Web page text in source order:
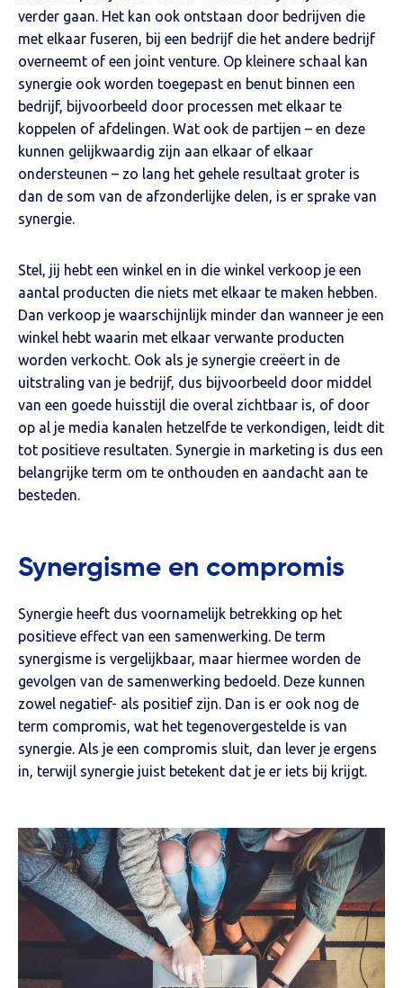
verder gaan. Het kan ook ontstaan door bedrijven die
met elkaar fuseren, bij een bedrijf die het andere bedrijf
overneemt of een joint venture. Op kleinere schaal kan
synergie ook worden toegepast en benut binnen een
bedrijf, bijvoorbeeld door processen met elkaar te
koppelen of afdelingen. Wat ook de partijen – en deze
kunnen gelijkwaardig zijn aan elkaar of elkaar
ondersteunen – zo lang het gehele resultaat groter is
dan de som van de afzonderlijke delen, is er sprake van
synergie.
Stel, jij hebt een winkel en in die winkel verkoop je een
aantal producten die niets met elkaar te maken hebben.
Dan verkoop je waarschijnlijk minder dan wanneer je een
winkel hebt waarin met elkaar verwante producten
worden verkocht. Ook als je synergie creëert in de
uitstraling van je bedrijf, dus bijvoorbeeld door middel
van een goede huisstijl die overal zichtbaar is, of door
op al je media kanalen hetzelfde te verkondigen, leidt dit
tot positieve resultaten. Synergie in marketing is dus een
belangrijke term om te onthouden en aandacht aan te
besteden.
Synergisme en compromis
Synergie heeft dus voornamelijk betrekking op het
positieve effect van een samenwerking. De term
synergisme is vergelijkbaar, maar hiermee worden de
gevolgen van de samenwerking bedoeld. Deze kunnen
zowel negatief- als positief zijn. Dan is er ook nog de
term compromis, wat het tegenovergestelde is van
synergie. Als je een compromis sluit, dan lever je ergens
in, terwijl synergie juist betekent dat je er iets bij krijgt.